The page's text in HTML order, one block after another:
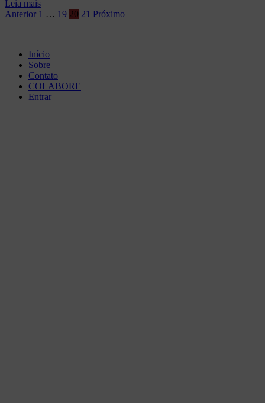
Leia mais
Paginação
posts
Anterior 1 … 19 20 21 Próximo
Início
Sobre
Contato
COLABORE
Entrar